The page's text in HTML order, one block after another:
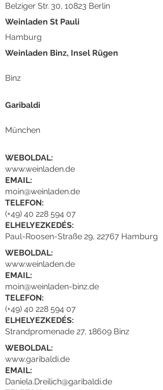
Belziger Str. 30, 10823 Berlin
Weinladen St Pauli
Hamburg
Weinladen Binz, Insel Rügen
Binz
Garibaldi
München
WEBOLDAL:
www.weinladen.de
EMAIL:
moin@weinladen.de
TELEFON:
(+49) 40 228 594 07
ELHELYEZKEDÉS:
Paul-Roosen-Straße 29, 22767 Hamburg
WEBOLDAL:
www.weinladen.de
EMAIL:
moin@weinladen-binz.de
TELEFON:
(+49) 40 228 594 07
ELHELYEZKEDÉS:
Strandpromenade 27, 18609 Binz
WEBOLDAL:
www.garibaldi.de
EMAIL:
Daniela.Dreilich@garibaldi.de